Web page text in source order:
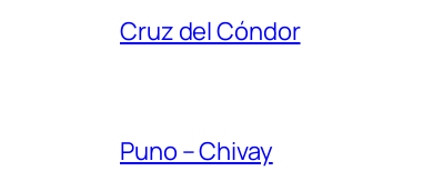
Cruz del Cóndor
Puno – Chivay